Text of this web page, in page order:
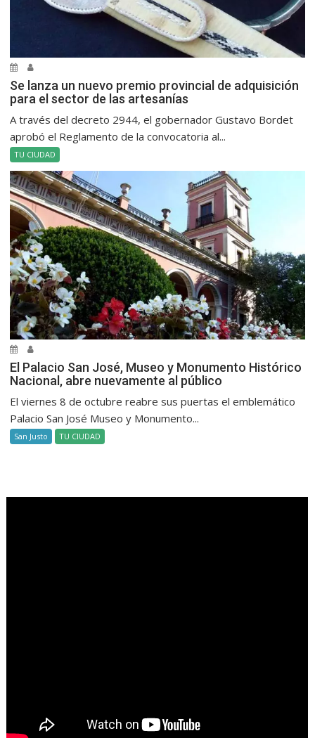
Se lanza un nuevo premio provincial de adquisición
para el sector de las artesanías
A través del decreto 2944, el gobernador Gustavo Bordet
aprobó el Reglamento de la convocatoria al...
TU CIUDAD
El Palacio San José, Museo y Monumento Histórico
Nacional, abre nuevamente al público
El viernes 8 de octubre reabre sus puertas el emblemático
Palacio San José Museo y Monumento...
San Justo TU CIUDAD